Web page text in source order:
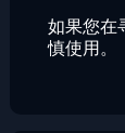
如果您在
慎使用。